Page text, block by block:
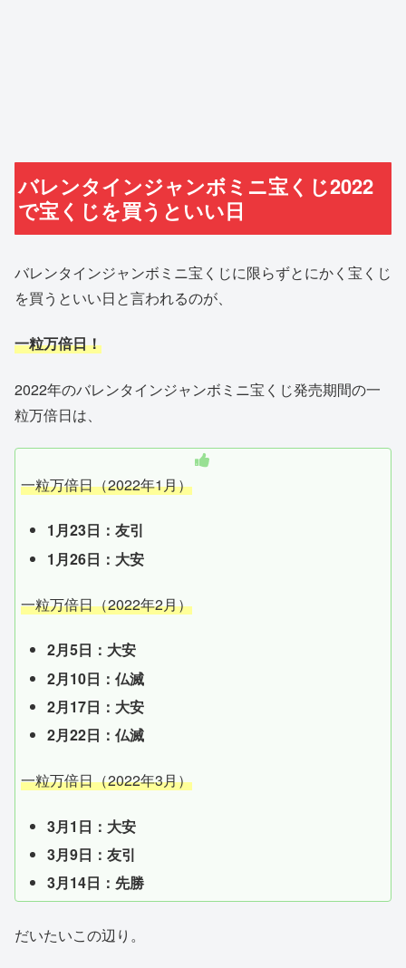
バレンタインジャンボミニ宝くじ2022
で宝くじを買うといい日
バレンタインジャンボミニ宝くじに限らずとにかく宝くじ
を買うといい日と言われるのが、
一粒万倍日！
2022年のバレンタインジャンボミニ宝くじ発売期間の一
粒万倍日は、
一粒万倍日（2022年1月）
1月23日：友引
1月26日：大安
一粒万倍日（2022年2月）
2月5日：大安
2月10日：仏滅
2月17日：大安
2月22日：仏滅
一粒万倍日（2022年3月）
3月1日：大安
3月9日：友引
3月14日：先勝
だいたいこの辺り。